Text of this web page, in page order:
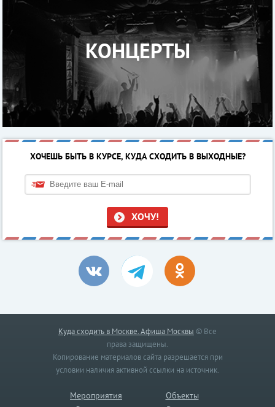
КОНЦЕРТЫ
ХОЧЕШЬ БЫТЬ В КУРСЕ, КУДА СХОДИТЬ В ВЫХОДНЫЕ?
ХОЧУ!
Куда сходить в Москве. Афиша Москвы © Все
права защищены.
Копирование материалов сайта разрешается при
условии наличия активной ссылки на источник.
Мероприятия
Объекты